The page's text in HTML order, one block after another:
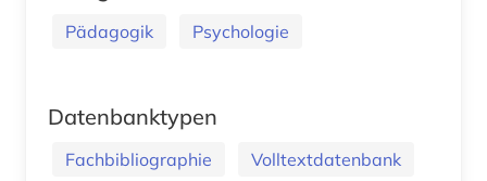
Pädagogik Psychologie
Datenbanktypen
Fachbibliographie Volltextdatenbank